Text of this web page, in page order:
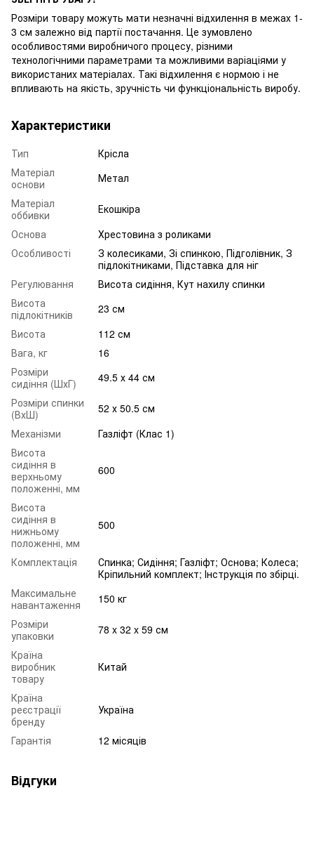
Розміри товару можуть мати незначні відхилення в межах 1-
3 см залежно від партії постачання. Це зумовлено
особливостями виробничого процесу, різними
технологічними параметрами та можливими варіаціями у
використаних матеріалах. Такі відхилення є нормою і не
впливають на якість, зручність чи функціональність виробу.
Характеристики
Тип
Крісла
Матеріал
основи
Метал
Матеріал
оббивки
Екошкіра
Основа
Хрестовина з роликами
Особливості
З колесиками, Зі спинкою, Підголівник, З
підлокітниками, Підставка для ніг
Регулювання
Висота сидіння, Кут нахилу спинки
Висота
підлокітників
23 см
Висота
112 см
Вага, кг
16
Розміри
сидіння (ШхГ)
49.5 х 44 см
Розміри спинки
(ВхШ)
52 х 50.5 см
Механізми
Газліфт (Клас 1)
Висота
сидіння в
верхньому
положенні, мм
600
Висота
сидіння в
нижньому
положенні, мм
500
Комплектація
Спинка; Сидіння; Газліфт; Основа; Колеса;
Кріпильний комплект; Інструкція по збірці.
Максимальне
навантаження
150 кг
Розміри
упаковки
78 x 32 x 59 см
Країна
виробник
товару
Китай
Країна
реєстрації
бренду
Україна
Гарантія 12 місяців
Відгуки